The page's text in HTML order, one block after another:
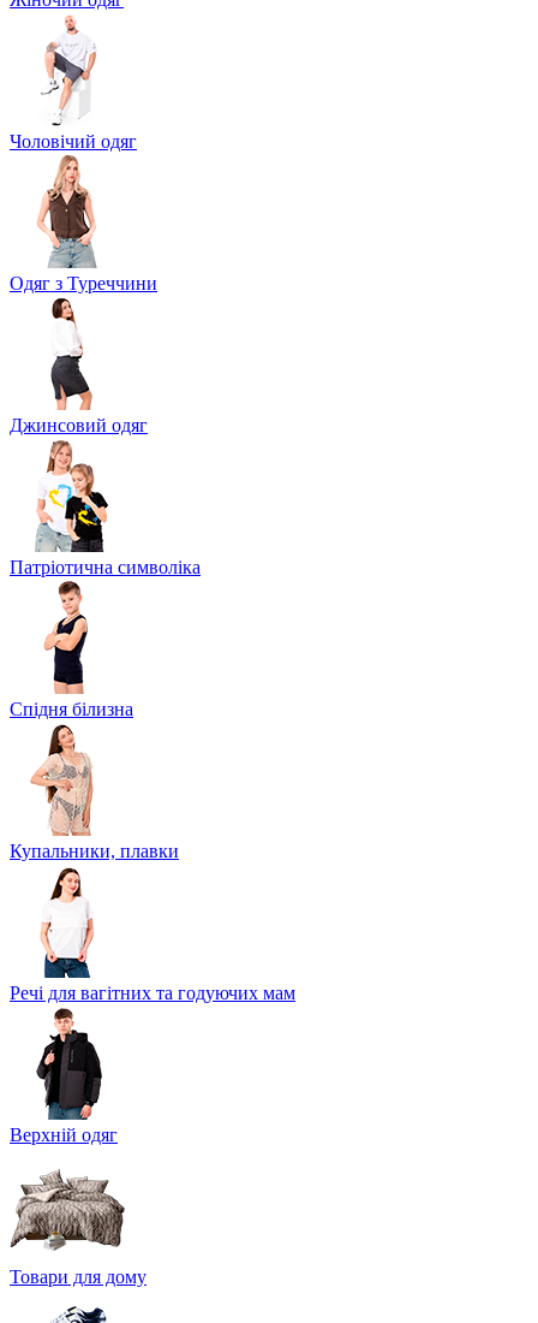
Чоловічий одяг
Одяг з Туреччини
Джинсовий одяг
Патріотична символіка
Спідня білизна
Купальники, плавки
Речі для вагітних та годуючих мам
Верхній одяг
Товари для дому